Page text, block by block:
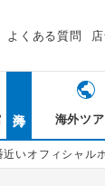
よくある質問
海外ツ
いオフィシャル